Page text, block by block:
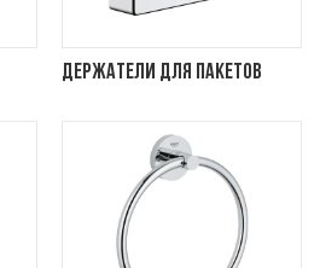
Держатели для пакетов